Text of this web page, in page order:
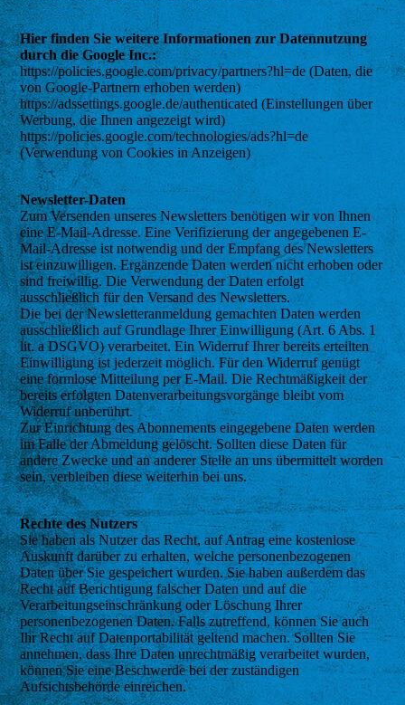
Hier finden Sie weitere Informationen zur Datennutzung
durch die Google Inc.:
https://policies.google.com/privacy/partners?hl=de (Daten, die
von Google-Partnern erhoben werden)
https://adssettings.google.de/authenticated (Einstellungen über
Werbung, die Ihnen angezeigt wird)
https://policies.google.com/technologies/ads?hl=de
(Verwendung von Cookies in Anzeigen)
Newsletter-Daten
Zum Versenden unseres Newsletters benötigen wir von Ihnen
eine E-Mail-Adresse. Eine Verifizierung der angegebenen E-
Mail-Adresse ist notwendig und der Empfang des Newsletters
ist einzuwilligen. Ergänzende Daten werden nicht erhoben oder
sind freiwillig. Die Verwendung der Daten erfolgt
ausschließlich für den Versand des Newsletters.
Die bei der Newsletteranmeldung gemachten Daten werden
ausschließlich auf Grundlage Ihrer Einwilligung (Art. 6 Abs. 1
lit. a DSGVO) verarbeitet. Ein Widerruf Ihrer bereits erteilten
Einwilligung ist jederzeit möglich. Für den Widerruf genügt
eine formlose Mitteilung per E-Mail. Die Rechtmäßigkeit der
bereits erfolgten Datenverarbeitungsvorgänge bleibt vom
Widerruf unberührt.
Zur Einrichtung des Abonnements eingegebene Daten werden
im Falle der Abmeldung gelöscht. Sollten diese Daten für
andere Zwecke und an anderer Stelle an uns übermittelt worden
sein, verbleiben diese weiterhin bei uns.
Rechte des Nutzers
Sie haben als Nutzer das Recht, auf Antrag eine kostenlose
Auskunft darüber zu erhalten, welche personenbezogenen
Daten über Sie gespeichert wurden. Sie haben außerdem das
Recht auf Berichtigung falscher Daten und auf die
Verarbeitungseinschränkung oder Löschung Ihrer
personenbezogenen Daten. Falls zutreffend, können Sie auch
Ihr Recht auf Datenportabilität geltend machen. Sollten Sie
annehmen, dass Ihre Daten unrechtmäßig verarbeitet wurden,
können Sie eine Beschwerde bei der zuständigen
Aufsichtsbehörde einreichen.